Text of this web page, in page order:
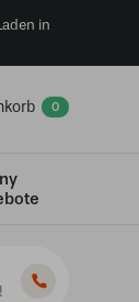
in
0